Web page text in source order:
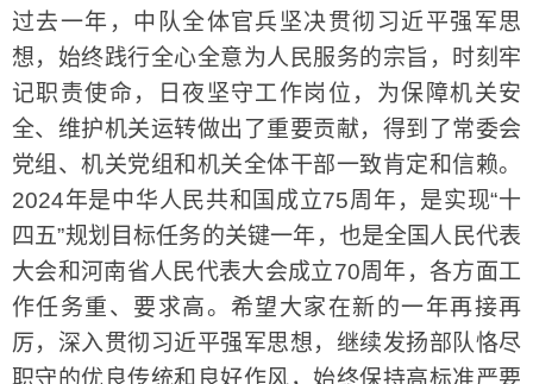
过去一年，中队全体官兵坚决贯彻习近平强军思
想，始终践行全心全意为人民服务的宗旨，时刻牢
记职责使命，日夜坚守工作岗位，为保障机关安
全、维护机关运转做出了重要贡献，得到了常委会
党组、机关党组和机关全体干部一致肯定和信赖。
2024年是中华人民共和国成立75周年，是实现“十
四五”规划目标任务的关键一年，也是全国人民代表
大会和河南省人民代表大会成立70周年，各方面工
作任务重、要求高。希望大家在新的一年再接再
厉，深入贯彻习近平强军思想，继续发扬部队恪尽
职守的优良传统和良好作风，始终保持高标准严要